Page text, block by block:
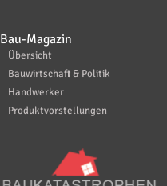
Bau-Magazin
Übersicht
Bauwirtschaft & Politik
Handwerker
Produktvorstellungen